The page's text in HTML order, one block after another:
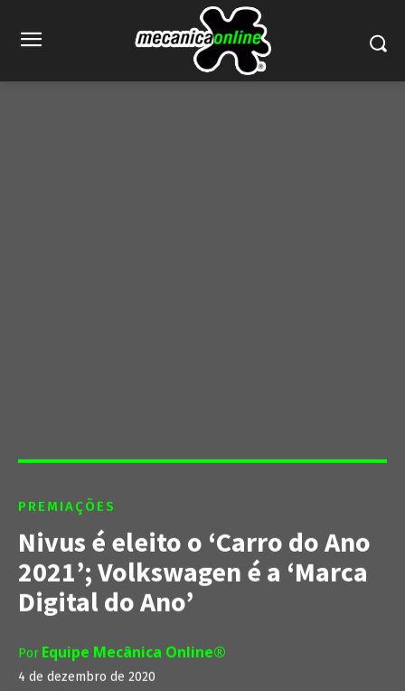
PREMIAÇÕES
Nivus é eleito o ‘Carro do Ano
2021’; Volkswagen é a ‘Marca
Digital do Ano’
Por Equipe Mecânica Online®
4 de dezembro de 2020